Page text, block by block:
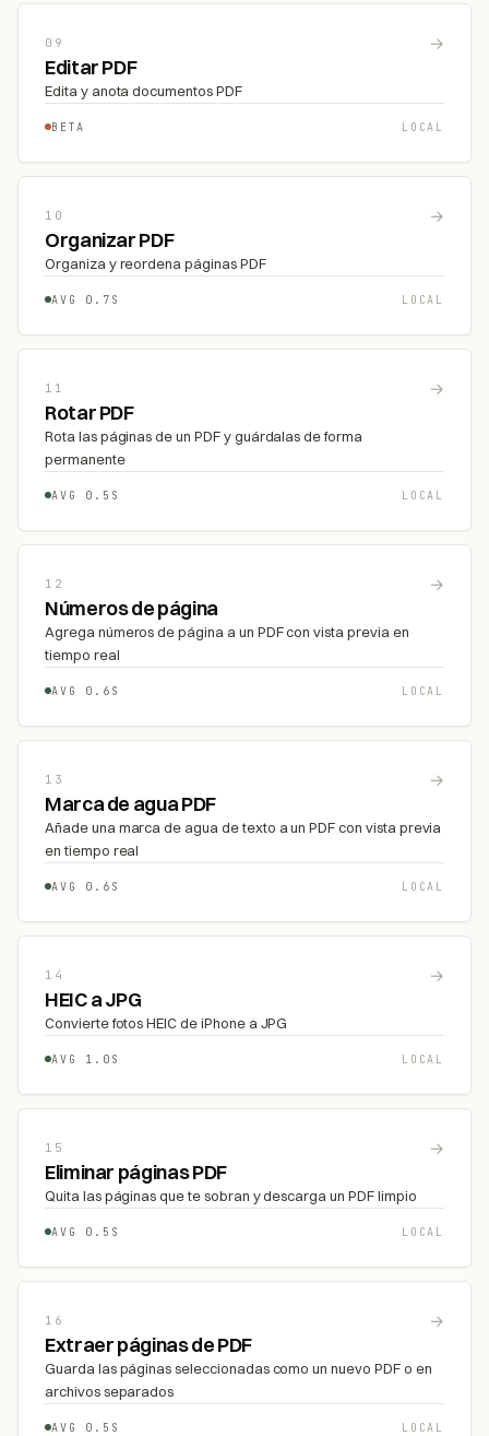
09 →
Editar PDF
Edita y anota documentos PDF
BETA LOCAL
10 →
Organizar PDF
Organiza y reordena páginas PDF
AVG 0.7S LOCAL
11 →
Rotar PDF
Rota las páginas de un PDF y guárdalas de forma
permanente
AVG 0.5S LOCAL
12 →
Números de página
Agrega números de página a un PDF con vista previa en
tiempo real
AVG 0.6S LOCAL
13 →
Marca de agua PDF
Añade una marca de agua de texto a un PDF con vista previa
en tiempo real
AVG 0.6S LOCAL
14 →
HEIC a JPG
Convierte fotos HEIC de iPhone a JPG
AVG 1.0S LOCAL
15 →
Eliminar páginas PDF
Quita las páginas que te sobran y descarga un PDF limpio
AVG 0.5S LOCAL
16 →
Extraer páginas de PDF
Guarda las páginas seleccionadas como un nuevo PDF o en
archivos separados
AVG 0.5S LOCAL